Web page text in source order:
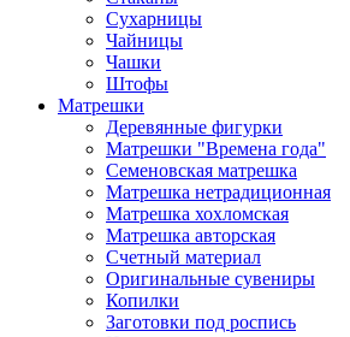
Сухарницы
Чайницы
Чашки
Штофы
Матрешки
Деревянные фигурки
Матрешки "Времена года"
Семеновская матрешка
Матрешка нетрадиционная
Матрешка хохломская
Матрешка авторская
Счетный материал
Оригинальные сувениры
Копилки
Заготовки под роспись